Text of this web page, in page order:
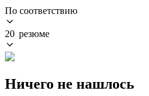
По соответствию
20 резюме
Ничего не нашлось